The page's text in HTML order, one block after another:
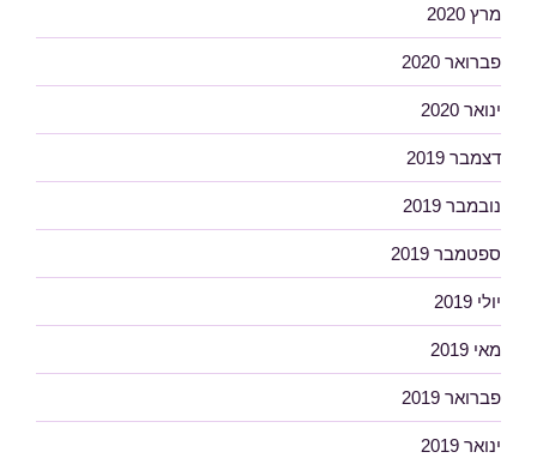
מרץ 2020
פברואר 2020
ינואר 2020
דצמבר 2019
נובמבר 2019
ספטמבר 2019
יולי 2019
מאי 2019
פברואר 2019
ינואר 2019